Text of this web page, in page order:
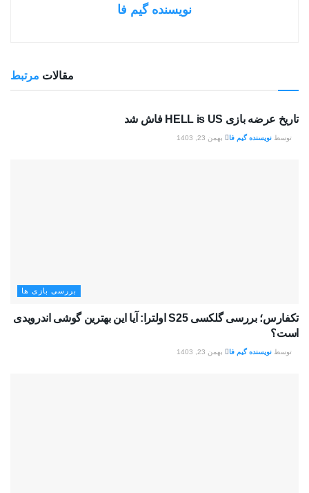
نویسنده گیم فا
مقالات مرتبط
تاریخ عرضه بازی HELL is US فاش شد
توسط نویسنده گیم فا بهمن 23, 1403
بررسی بازی ها
تکفارس؛ بررسی گلکسی S25 اولترا: آیا این بهترین گوشی اندرویدی
است؟
توسط نویسنده گیم فا بهمن 23, 1403